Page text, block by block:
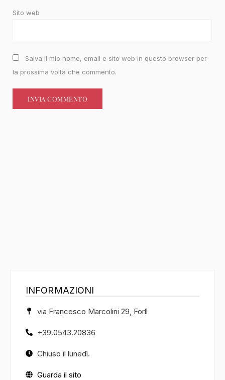
Sito web
Salva il mio nome, email e sito web in questo browser per
la prossima volta che commento.
INFORMAZIONI
via Francesco Marcolini 29, Forlì
+39.0543.20836
Chiuso il lunedì.
Guarda il sito